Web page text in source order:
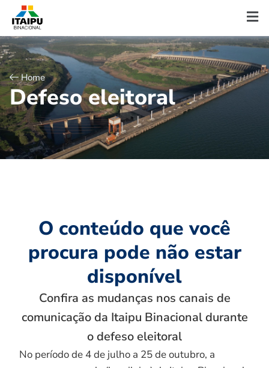
Home
Defeso eleitoral
O conteúdo que você
procura pode não estar
disponível
Confira as mudanças nos canais de
comunicação da Itaipu Binacional durante
o defeso eleitoral
No período de 4 de julho a 25 de outubro, a